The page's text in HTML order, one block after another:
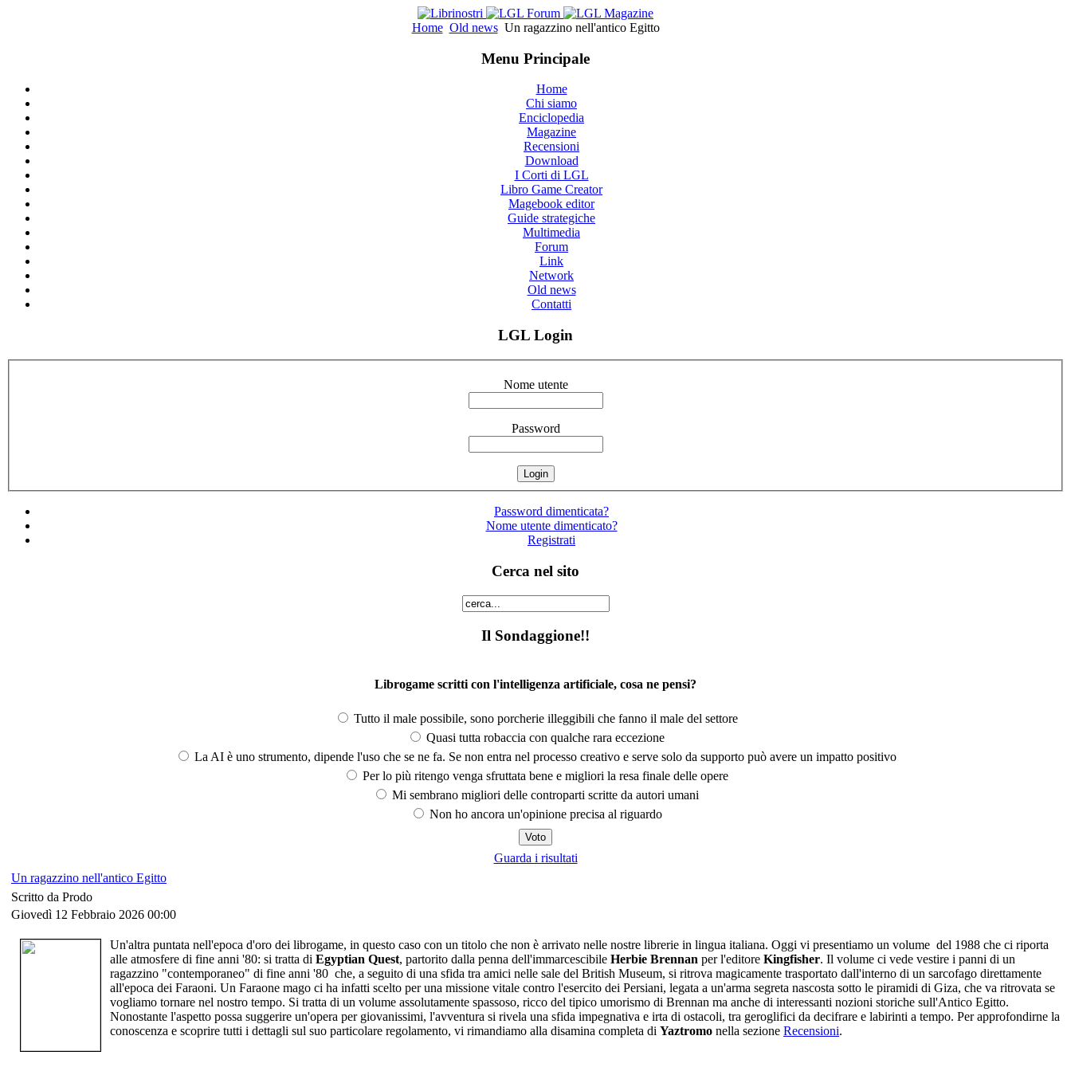
Home Old news Un ragazzino nell'antico Egitto
Menu Principale
Home
Chi siamo
Enciclopedia
Magazine
Recensioni
Download
I Corti di LGL
Libro Game Creator
Magebook editor
Guide strategiche
Multimedia
Forum
Link
Network
Old news
Contatti
LGL Login
Nome utente
Password
Password dimenticata?
Nome utente dimenticato?
Registrati
Cerca nel sito
Il Sondaggione!!
Librogame scritti con l'intelligenza artificiale, cosa ne pensi?
Tutto il male possibile, sono porcherie illeggibili che fanno il male del settore
Quasi tutta robaccia con qualche rara eccezione
La AI è uno strumento, dipende l'uso che se ne fa. Se non entra nel processo creativo e serve solo da supporto può avere un impatto positivo
Per lo più ritengo venga sfruttata bene e migliori la resa finale delle opere
Mi sembrano migliori delle controparti scritte da autori umani
Non ho ancora un'opinione precisa al riguardo
Guarda i risultati
Un ragazzino nell'antico Egitto
Scritto da Prodo
Giovedì 12 Febbraio 2026 00:00
Un'altra puntata nell'epoca d'oro dei librogame, in questo caso con un titolo che non è arrivato nelle nostre librerie in lingua italiana. Oggi vi presentiamo un volume del 1988 che ci riporta
alle atmosfere di fine anni '80: si tratta di Egyptian Quest, partorito dalla penna dell'immarcescibile Herbie Brennan per l'editore Kingfisher. Il volume ci vede vestire i panni di un
ragazzino "contemporaneo" di fine anni '80 che, a seguito di una sfida tra amici nelle sale del British Museum, si ritrova magicamente trasportato dall'interno di un sarcofago direttamente
all'epoca dei Faraoni. Un Faraone mago ci ha infatti scelto per una missione vitale contro l'esercito dei Persiani, legata a un'arma segreta nascosta sotto le piramidi di Giza, che va ritrovata se
vogliamo tornare nel nostro tempo. Si tratta di un volume assolutamente spassoso, ricco del tipico umorismo di Brennan ma anche di interessanti nozioni storiche sull'Antico Egitto.
Nonostante l'aspetto possa suggerire un'opera per giovanissimi, l'avventura si rivela una sfida impegnativa e irta di ostacoli, tra geroglifici da decifrare e labirinti a tempo. Per approfondirne la
conoscenza e scoprire tutti i dettagli sul suo particolare regolamento, vi rimandiamo alla disamina completa di Yaztromo nella sezione Recensioni.